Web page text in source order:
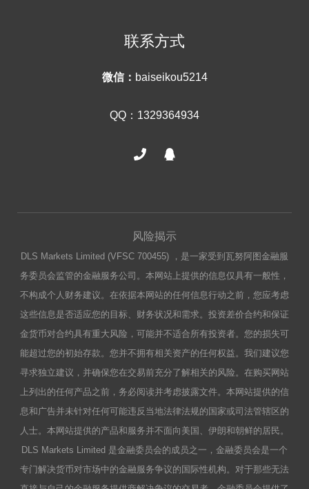
联系方式
微信： baiseikou5214
QQ：1329364934
风险揭示
DLS Markets Limited (VFSC 700455) ，是一家受到瓦努阿图金融服
务委员会监管的金融服务公司。本网站上提供的信息仅具有一般性，
不构成个人财务建议。在依据本网站的任何信息行动之前，您应考虑
这些信息是否适应您的目标、财务状况和需求。投资差价合约和保证
金货币对合约具有重大风险，可能并不适合所有投资者。您的损失可
能超过您的初始存款。您并不拥有相关资产的任何权益。我们建议您
寻求独立建议，并确保您在交易前充分了解相关的风险。在购买网站
上列出的任何产品之前，务必阅读并考虑披露文件。本网站提供的信
息和广告并未针对任何可能违反当地法律法规的国家或司法管辖区的
人士。本网站提供的产品和服务并不面向美国、伊朗和朝鲜的居民。
DLS Markets Limited 是金融委员会的成员之一，金融委员会是一个
专门解决货币对市场中的金融服务争议的国际性机构。对于那些无法